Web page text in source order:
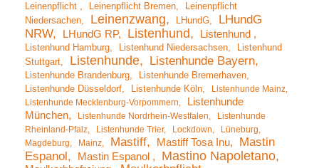
Leinenpflicht Leinenpflicht Bremen
Leinenpflicht
Niedersachen
Leinenzwang LHundG
LHundG
NRW
LHundG RP Listenhund Listenhund
Listenhund Hamburg Listenhund Niedersachsen
Listenhund
Stuttgart
Listenhunde Listenhunde Bayern
Listenhunde Brandenburg
Listenhunde Bremerhaven
Listenhunde Düsseldorf
Listenhunde Köln
Listenhunde Mainz
Listenhunde Mecklenburg-Vorpommern
Listenhunde
München
Listenhunde Nordrhein-Westfalen
Listenhunde
Rheinland-Pfalz
Listenhunde Trier Lockdown
Lüneburg
Magdeburg
Mainz Mastiff Mastiff Tosa Inu
Mastin
Espanol
Mastin Espanol Mastino Napoletano